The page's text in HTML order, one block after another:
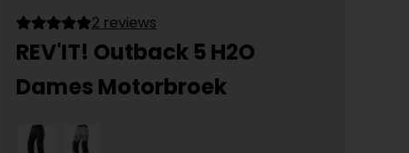
2 reviews
REV'IT! Outback 5 H2O
Dames Motorbroek